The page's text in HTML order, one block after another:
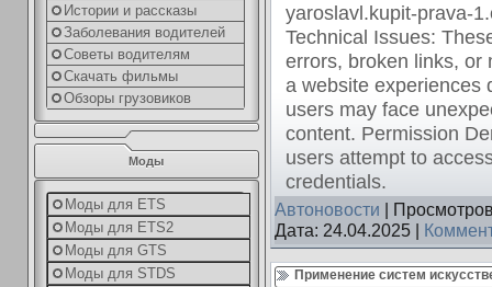
Истории и рассказы
Заболевания водителей
Советы водителям
Скачать фильмы
Обзоры грузовиков
Моды
Моды для ETS
Моды для ETS2
Моды для GTS
Моды для STDS
yaroslavl.kupit-prava-
Technical Issues:
errors, broken links, or
a website experiences
users may face
content. Permission
users attempt to
credentials.
Автоновости |
Дата: 24.04.2025|
Применение систем